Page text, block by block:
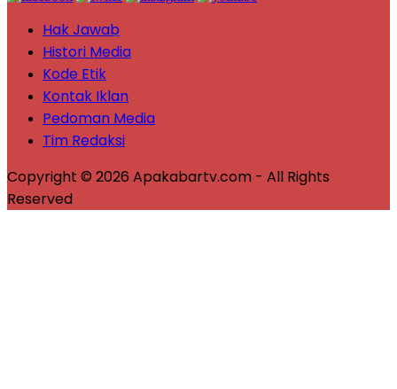
Hak Jawab
Histori Media
Kode Etik
Kontak Iklan
Pedoman Media
Tim Redaksi
Copyright © 2026 Apakabartv.com - All Rights
Reserved